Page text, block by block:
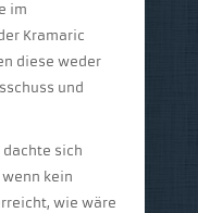
im
Kramaric
diese weder
und
sich
kein
wie wäre